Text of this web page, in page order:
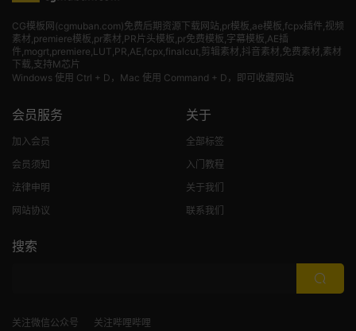
CG模板网(cgmuban.com)免费后期资源下载网站,pr模板,ae模板,fcpx插件,视频
素材 ,premiere模板,pr素材,PR片头模板,pr免费模板,字幕模板,AE插
件,mogrt,premiere,LUT,PR,AE,fcpx,finalcut,剪辑素材,抖音素材,免费素材,素材
下载,支持M芯片
Windows 使用 Ctrl + D，Mac 使用 Command + D，即可收藏网站
会员服务
加入会员
会员须知
法律申明
网站协议
关于
全部标签
入门教程
关于我们
联系我们
搜索
关注微信公众号 关注哔哩哔哩